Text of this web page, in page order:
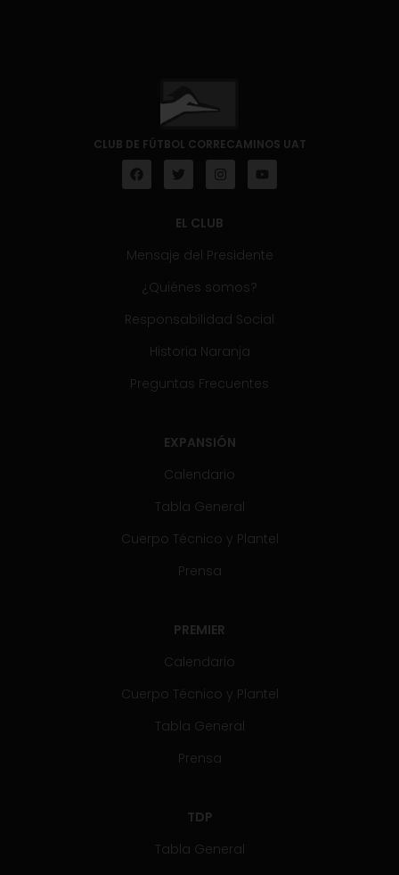
CLUB DE FÚTBOL CORRECAMINOS UAT
EL CLUB
Mensaje del Presidente
¿Quiénes somos?
Responsabilidad Social
Historia Naranja
Preguntas Frecuentes
EXPANSIÓN
Calendario
Tabla General
Cuerpo Técnico y Plantel
Prensa
PREMIER
Calendario
Cuerpo Técnico y Plantel
Tabla General
Prensa
TDP
Tabla General